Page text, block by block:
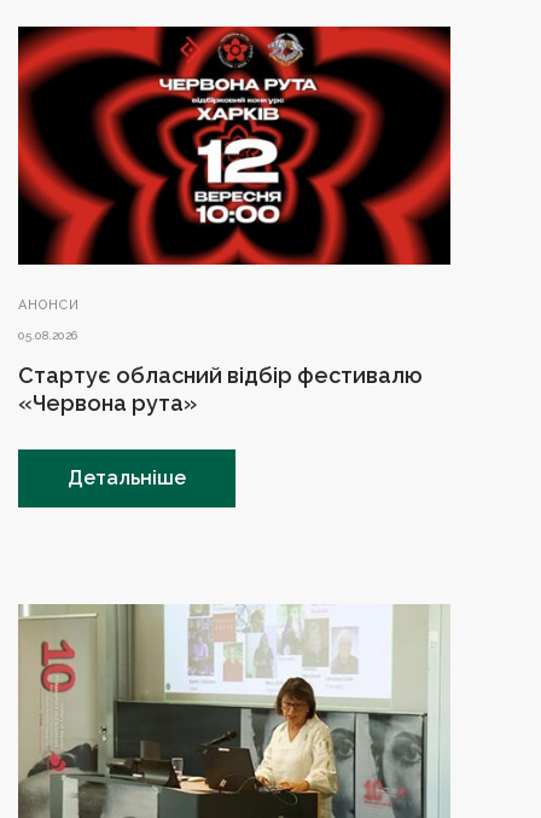
АНОНСИ
05.08.2026
Стартує обласний відбір фестивалю
«Червона рута»
Детальніше